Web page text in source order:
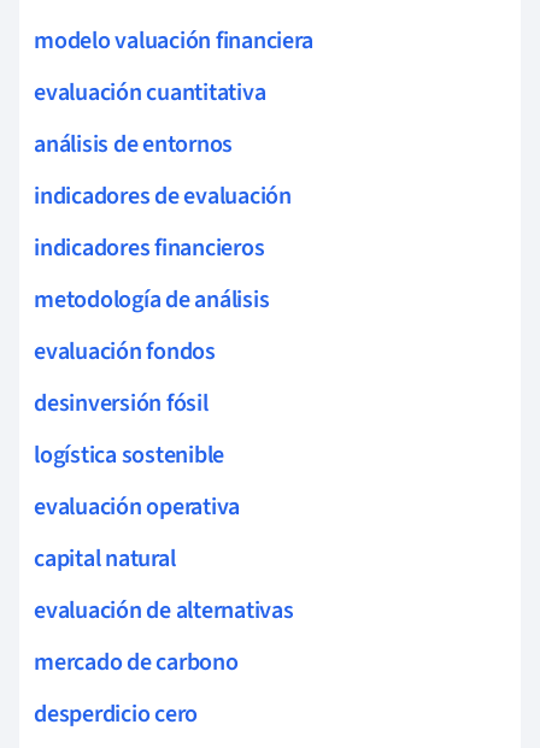
modelo valuación financiera
evaluación cuantitativa
análisis de entornos
indicadores de evaluación
indicadores financieros
metodología de análisis
evaluación fondos
desinversión fósil
logística sostenible
evaluación operativa
capital natural
evaluación de alternativas
mercado de carbono
desperdicio cero